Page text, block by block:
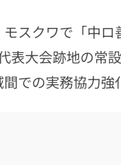
スクワで「中
表大会跡地の常
での実務協力強